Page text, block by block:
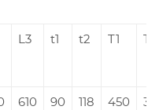
L3 t1 t2 T1 T2
610 90 118 450